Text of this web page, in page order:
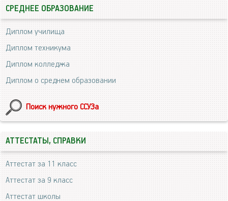
СРЕДНЕЕ ОБРАЗОВАНИЕ
Диплом училища
Диплом техникума
Диплом колледжа
Диплом о среднем образовании
Поиск нужного ССУЗа
АТТЕСТАТЫ, СПРАВКИ
Аттестат за 11 класс
Аттестат за 9 класс
Аттестат школы